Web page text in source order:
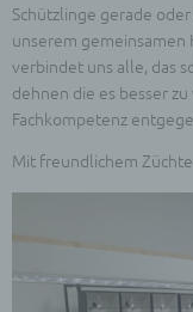
Schützlinge gerade
unserem gemeinsamen
verbindet uns alle, das
dehnen die es besser
Fachkompetenz
Mit freundlichem